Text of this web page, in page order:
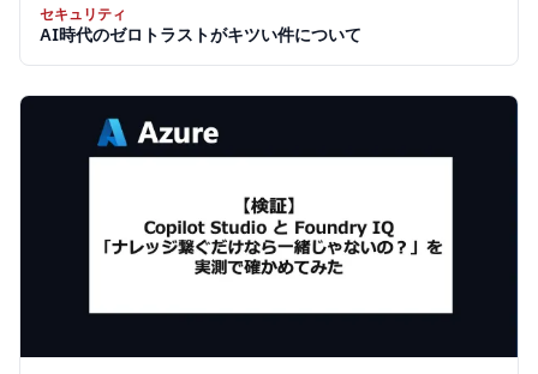
セキュリティ
AI時代のゼロトラストがキツい件について